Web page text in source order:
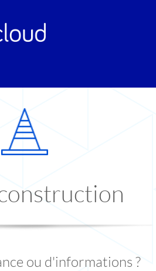
ou d'informations ?